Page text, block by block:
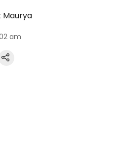
Maurya
am